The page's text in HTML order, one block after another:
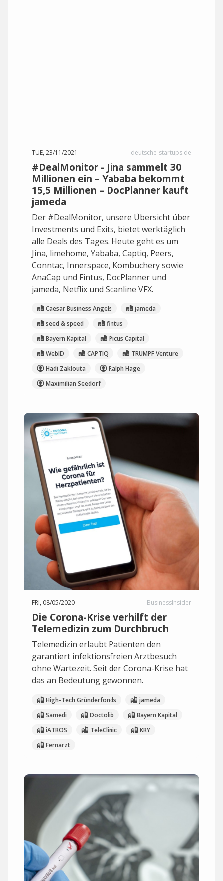
TUE, 23/11/2021 deutsche-startups.de
#DealMonitor - Jina sammelt 30
Millionen ein – Yababa bekommt
15,5 Millionen – DocPlanner kauft
jameda
Der #DealMonitor, unsere Übersicht über
Investments und Exits, bietet werktäglich
alle Deals des Tages. Heute geht es um
Jina, limehome, Yababa, Captiq, Peers,
Conntac, Innerspace, Kombuchery sowie
AnaCap und Fintus, DocPlanner und
jameda, Netflix und Scanline VFX.
Caesar Business Angels
jameda
seed & speed
fintus
Bayern Kapital
Picus Capital
WebID
CAPTIQ
TRUMPF Venture
Hadi Zaklouta
Ralph Hage
Maximilian Seedorf
FRI, 08/05/2020 BusinessInsider
Die Corona-Krise verhilft der
Telemedizin zum Durchbruch
Telemedizin erlaubt Patienten den
garantiert infektionsfreien Arztbesuch
ohne Wartezeit. Seit der Corona-Krise hat
das an Bedeutung gewonnen.
High-Tech Gründerfonds
jameda
Samedi
Doctolib
Bayern Kapital
iATROS
TeleClinic
KRY
Fernarzt